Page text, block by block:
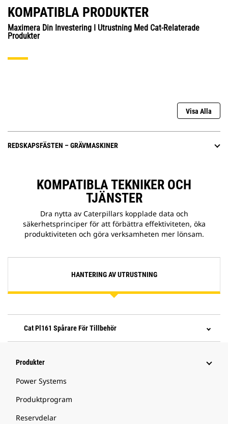
KOMPATIBLA PRODUKTER
Maximera Din Investering I Utrustning Med Cat-Relaterade
Produkter
Visa Alla
REDSKAPSFÄSTEN – GRÄVMASKINER
KOMPATIBLA TEKNIKER OCH
TJÄNSTER
Dra nytta av Caterpillars kopplade data och
säkerhetsprinciper för att förbättra effektiviteten, öka
produktiviteten och göra verksamheten mer lönsam.
HANTERING AV UTRUSTNING
Cat Pl161 Spårare För Tillbehör
Produkter
Power Systems
Produktprogram
Reservdelar